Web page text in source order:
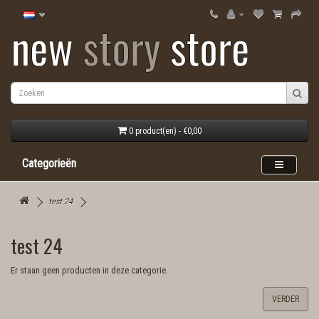
0 product(en) - €0,00
Categorieën
test 24
test 24
Er staan geen producten in deze categorie.
VERDER